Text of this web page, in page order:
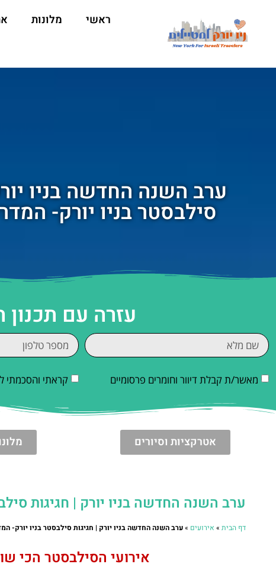
ראשי מלונות
ערב השנה החדשה בניו
סילבסטר בניו יורק-
עזרה עם תכנון
מאשר/ת קבלת דיוור וחומרים פרסומיים קראתי והסכמתי ל
אטרקציות וסיורים
ערב השנה החדשה בניו יורק | חגיגות
דף הבית» אירועים »ערב השנה החדשה בניו יורק | חגיגות סילבסטר בניו יורק-
אירועי הסילבסטר הכי